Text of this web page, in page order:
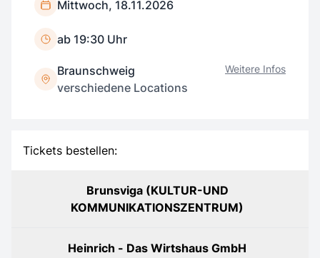
Mittwoch, 18.11.2026
ab 19:30 Uhr
Braunschweig
verschiedene Locations
Weitere Infos
Tickets bestellen:
Brunsviga (KULTUR-UND
KOMMUNIKATIONSZENTRUM)
Heinrich - Das Wirtshaus GmbH